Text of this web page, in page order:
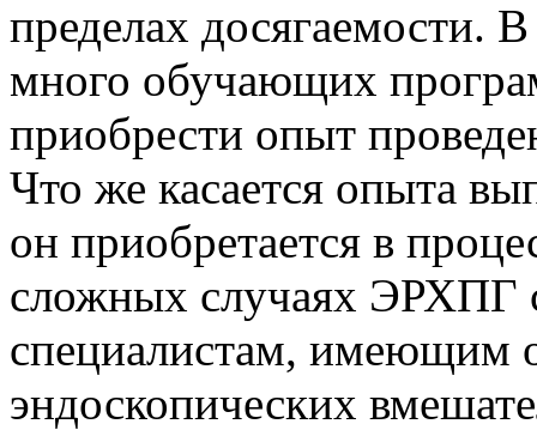
пределах досягаемости.
много обучающих
приобрести опыт
Что же касается опыта
он приобретается в
сложных случаях ЭРХПГ
специалистам, имеющим
эндоскопических